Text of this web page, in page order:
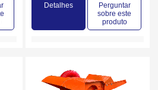
Detalhes
Perguntar
sobre este
produto